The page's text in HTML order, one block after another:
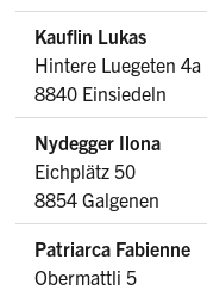
Kauflin Lukas
Hintere Luegeten 4a
8840 Einsiedeln
Nydegger Ilona
Eichplätz 50
8854 Galgenen
Patriarca Fabienne
Obermattli 5